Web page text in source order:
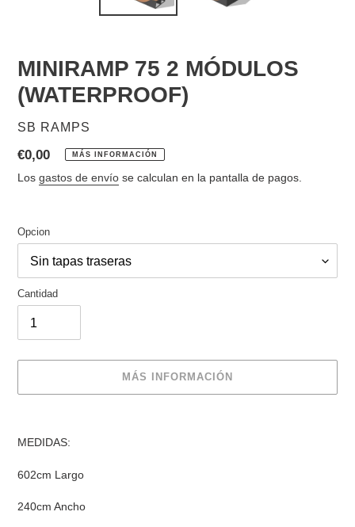
MINIRAMP 75 2 MÓDULOS
(WATERPROOF)
PROVEEDOR
SB RAMPS
Precio
habitual
€0,00 MÁS INFORMACIÓN
Los gastos de envío se calculan en la pantalla de pagos.
Opcion
Cantidad
MÁS INFORMACIÓN
a
carrito
MEDIDAS:
602cm Largo
240cm Ancho